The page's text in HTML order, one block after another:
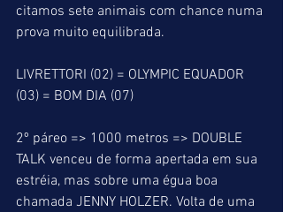
citamos sete animais com chance numa
prova muito equilibrada.
LIVRETTORI (02) = OLYMPIC EQUADOR
(03) = BOM DIA (07)
2º páreo => 1000 metros => DOUBLE
TALK venceu de forma apertada em sua
estréia, mas sobre uma égua boa
chamada JENNY HOLZER. Volta de uma